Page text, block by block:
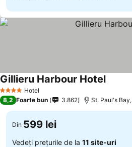
4 Stele Hotel
Gillieru Harbour Hotel
8,2 Foarte bun 3.862 St. Paul's
Din 599 lei
Vedeți prețurile de la 11 site-uri